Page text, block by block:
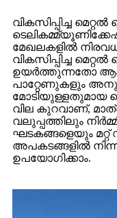
വികസിപ്പിച്ച മെറ്റൽ
മേഖലകളിൽ
വികസിപ്പിച്ച
ഉയർത്തുന്നതോ
പാറ്റേണുകളും
മോടിയുള്ളതുമായ
വില കുറവാണ്,
വലുപ്പത്തിലും
ഘടകങ്ങളെയും
അപകടങ്ങളിൽ
ഉപയോഗിക്കാം.